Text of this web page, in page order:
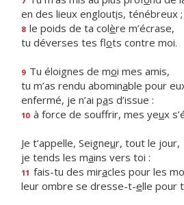
en des lieux engloutis, ténébreux ;
8 le poids de ta colère m’écrase,
tu déverses tes flots contre moi.
9 Tu éloignes de moi mes amis,
tu m’as rendu abominable pour
enfermé, je n’ai pas d’issue :
10 à force de souffrir, mes yeux
Je t’appelle, Seigneur, tout le jour,
je tends les mains vers toi :
11 fais-tu des miracles pour les
leur ombre se dresse-t-elle pour